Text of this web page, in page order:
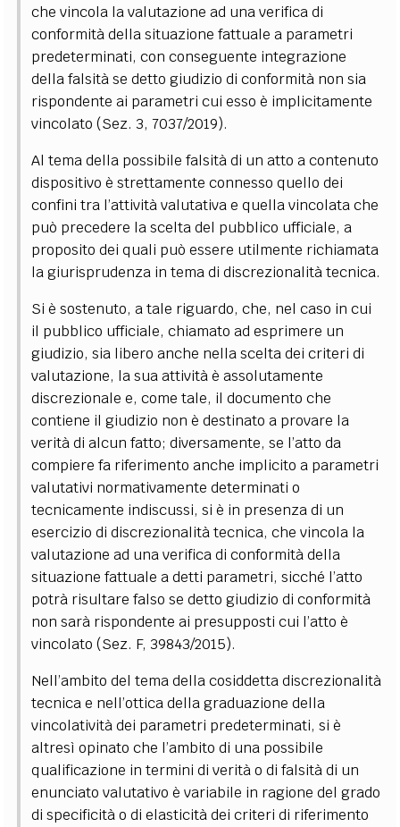
che vincola la valutazione ad una verifica di
conformità della situazione fattuale a parametri
predeterminati, con conseguente integrazione
della falsità se detto giudizio di conformità non sia
rispondente ai parametri cui esso è implicitamente
vincolato (Sez. 3, 7037/2019).
Al tema della possibile falsità di un atto a contenuto
dispositivo è strettamente connesso quello dei
confini tra l’attività valutativa e quella vincolata che
può precedere la scelta del pubblico ufficiale, a
proposito dei quali può essere utilmente richiamata
la giurisprudenza in tema di discrezionalità tecnica.
Si è sostenuto, a tale riguardo, che, nel caso in cui
il pubblico ufficiale, chiamato ad esprimere un
giudizio, sia libero anche nella scelta dei criteri di
valutazione, la sua attività è assolutamente
discrezionale e, come tale, il documento che
contiene il giudizio non è destinato a provare la
verità di alcun fatto; diversamente, se l’atto da
compiere fa riferimento anche implicito a parametri
valutativi normativamente determinati o
tecnicamente indiscussi, si è in presenza di un
esercizio di discrezionalità tecnica, che vincola la
valutazione ad una verifica di conformità della
situazione fattuale a detti parametri, sicché l’atto
potrà risultare falso se detto giudizio di conformità
non sarà rispondente ai presupposti cui l’atto è
vincolato (Sez. F, 39843/2015).
Nell’ambito del tema della cosiddetta discrezionalità
tecnica e nell’ottica della graduazione della
vincolatività dei parametri predeterminati, si è
altresì opinato che l’ambito di una possibile
qualificazione in termini di verità o di falsità di un
enunciato valutativo è variabile in ragione del grado
di specificità o di elasticità dei criteri di riferimento